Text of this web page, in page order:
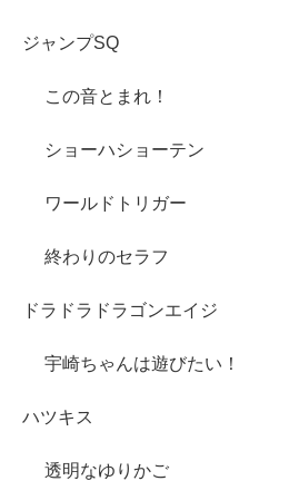
ジャンプSQ
この音とまれ！
ショーハショーテン
ワールドトリガー
終わりのセラフ
ドラドラドラゴンエイジ
宇崎ちゃんは遊びたい！
ハツキス
透明なゆりかご